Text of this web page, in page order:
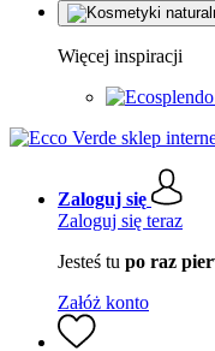
Więcej inspiracji
Zaloguj się
Zaloguj się teraz
Jesteś tu po raz
Załóż konto